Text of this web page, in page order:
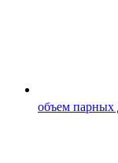
объем парных